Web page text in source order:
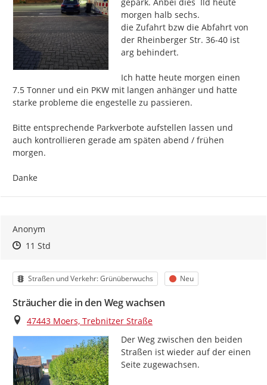
gepark. Anbei dies  Ild heute
morgen halb sechs.
die Zufahrt bzw die Abfahrt von
der Rheinberger Str. 36-40 ist
arg behindert.
Ich hatte heute morgen einen
7.5 Tonner und ein PKW mit langen anhänger und hatte
starke probleme die engestelle zu passieren.
Bitte entsprechende Parkverbote aufstellen lassen und
auch kontrollieren gerade am späten abend / frühen
morgen.
Danke
Anonym
Zeitpunkt des Erstellens
Zeitpunkt des Erstellens
11 StdZur Äußerung
Kategorie
Straßen und Verkehr: Grünüberwuchs Status
Neu
Sträucher die in den Weg wachsen
Ort
47443 Moers, Trebnitzer Straße
Der Weg zwischen den beiden
Straßen ist wieder auf der einen
Seite zugewachsen.